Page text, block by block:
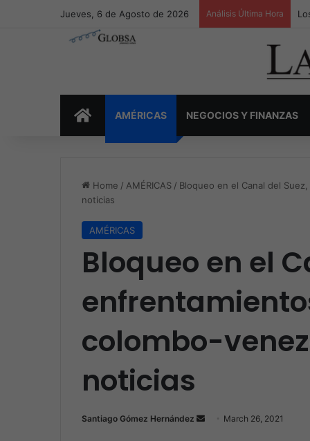
Jueves, 6 de Agosto de 2026 Análisis Última Hora
INICIOAMÉRICAS NEGOCIOS Y FINANZAS
Home / AMÉRICAS / Bloqueo en el Canal del
noticias
AMÉRICAS
Bloqueo en el
colombo-
noticias
Santiago Gómez Hernández March 26, 2021